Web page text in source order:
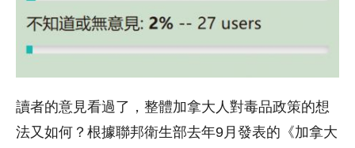
讀者的意見看過了，整體加拿大人對毒品政策的想
法又如何？根據聯邦衛生部去年9月發表的《加拿大